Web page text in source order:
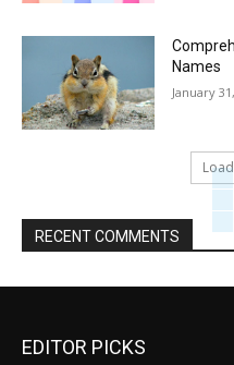
Names
January
RECENT COMMENTS
EDITOR PICKS